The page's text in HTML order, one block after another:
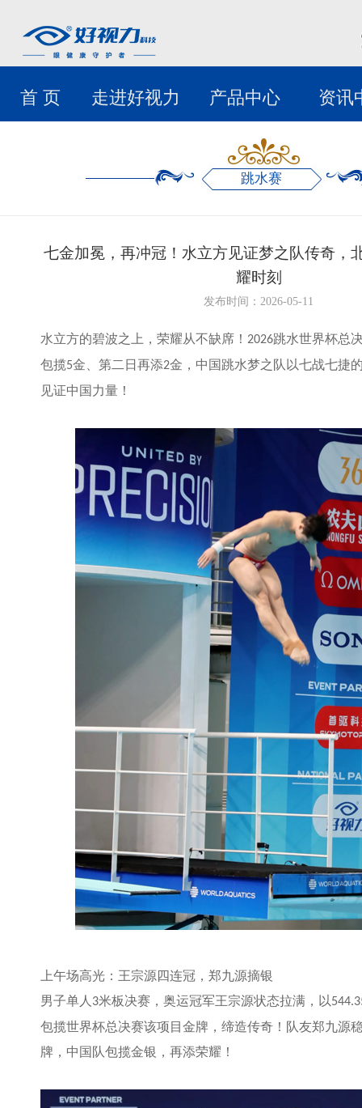
首 页 走进好视力 产品中心 资讯
跳水赛
七金加冕，再冲冠！水立方见证梦之队传奇，
耀时刻
发布时间：2026-05-11
水立方的碧波之上，荣耀从不缺席！ 2026跳水世界杯总
包揽5金、第二日再添2金，中国跳水梦之队以七战七捷
见证中国力量！
上午场高光：王宗源四连冠，郑九源摘银
男子单人 3米板决赛，奥运冠军王宗源状态拉满，以
包揽世界杯总决赛该项目金牌，缔造传奇！队友郑九源
牌，中国队包揽金银，再添荣耀！